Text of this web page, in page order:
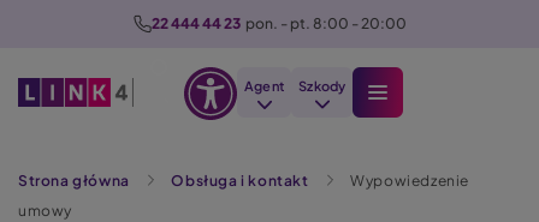
22 444 44 23 pon. - pt. 8:00 - 20:00
dostępności
Agent Szkody
Strona główna Obsługa i kontakt
Wypowiedzenie
umowy